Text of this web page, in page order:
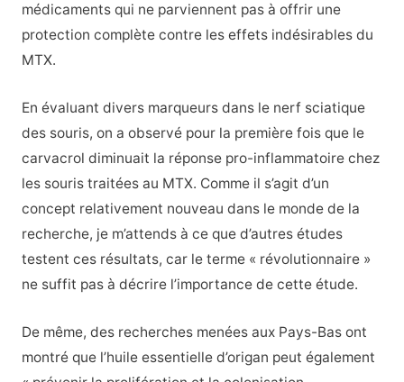
médicaments qui ne parviennent pas à offrir une
protection complète contre les effets indésirables du
MTX.
En évaluant divers marqueurs dans le nerf sciatique
des souris, on a observé pour la première fois que le
carvacrol diminuait la réponse pro-inflammatoire chez
les souris traitées au MTX. Comme il s’agit d’un
concept relativement nouveau dans le monde de la
recherche, je m’attends à ce que d’autres études
testent ces résultats, car le terme « révolutionnaire »
ne suffit pas à décrire l’importance de cette étude.
De même, des recherches menées aux Pays-Bas ont
montré que l’huile essentielle d’origan peut également